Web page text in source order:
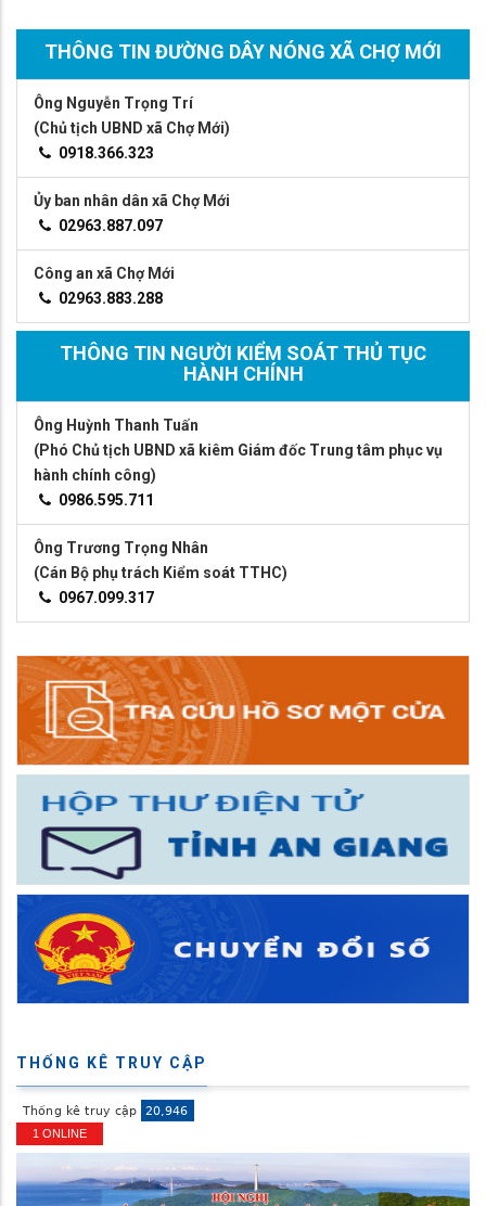
THÔNG TIN ĐƯỜNG DÂY NÓNG XÃ CHỢ MỚI
Ông Nguyễn Trọng Trí
(Chủ tịch UBND xã Chợ Mới)
0918.366.323
Ủy ban nhân dân xã Chợ Mới
02963.887.097
Công an xã Chợ Mới
02963.883.288
THÔNG TIN NGƯỜI KIỂM SOÁT THỦ TỤC
HÀNH CHÍNH
Ông Huỳnh Thanh Tuấn
(Phó Chủ tịch UBND xã kiêm Giám đốc Trung tâm phục vụ
hành chính công)
0986.595.711
Ông Trương Trọng Nhân
(Cán Bộ phụ trách Kiểm soát TTHC)
0967.099.317
THỐNG KÊ TRUY CẬP
1 ONLINE